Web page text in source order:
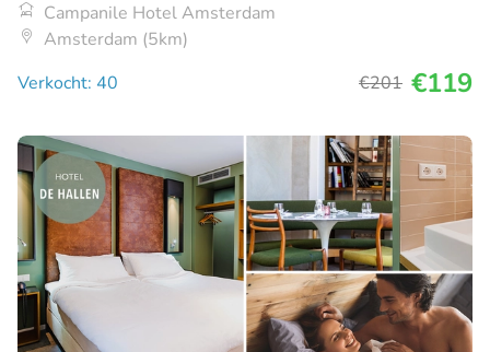
Campanile Hotel Amsterdam
Amsterdam (5km)
Verkocht: 40
€201 €119